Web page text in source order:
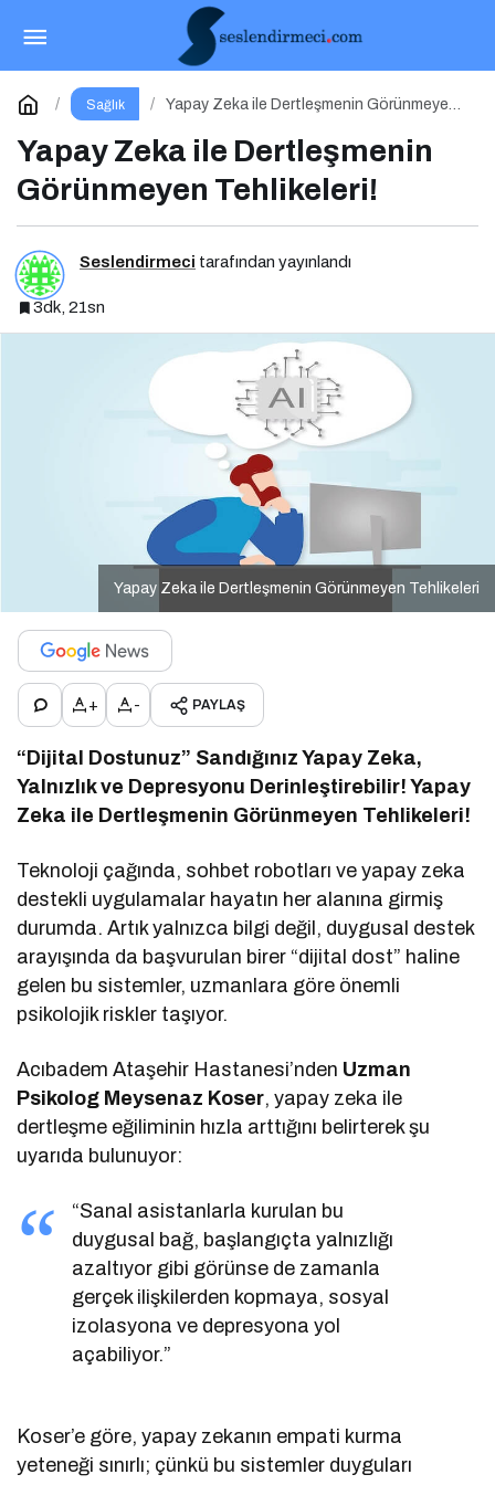
Sağlık
Yapay Zeka ile Dertleşmenin Görünmeyen
Yapay Zeka ile Dertleşmenin
Görünmeyen Tehlikeleri!
Seslendirmeci tarafından yayınlandı
3dk, 21sn
Yapay Zeka ile Dertleşmenin Görünmeyen Tehlikeleri
+ - PAYLAŞ
“Dijital Dostunuz” Sandığınız Yapay Zeka,
Yalnızlık ve Depresyonu Derinleştirebilir! Yapay
Zeka ile Dertleşmenin Görünmeyen Tehlikeleri!
Teknoloji çağında, sohbet robotları ve yapay zeka
destekli uygulamalar hayatın her alanına girmiş
durumda. Artık yalnızca bilgi değil, duygusal destek
arayışında da başvurulan birer “dijital dost” haline
gelen bu sistemler, uzmanlara göre önemli
psikolojik riskler taşıyor.
Acıbadem Ataşehir Hastanesi’nden Uzman
Psikolog Meysenaz Koser, yapay zeka ile
dertleşme eğiliminin hızla arttığını belirterek şu
uyarıda bulunuyor:
“Sanal asistanlarla kurulan bu
duygusal bağ, başlangıçta yalnızlığı
azaltıyor gibi görünse de zamanla
gerçek ilişkilerden kopmaya, sosyal
izolasyona ve depresyona yol
açabiliyor.”
Koser’e göre, yapay zekanın empati kurma
yeteneği sınırlı; çünkü bu sistemler duyguları
Kilo Almak İstiyorum: Sağlıklı Kilo Almanın
Yolları
Yorum Yap